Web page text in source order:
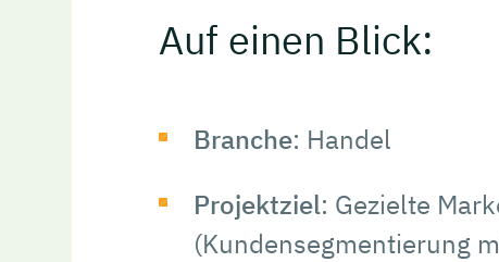
Auf einen Blick:
Branche: Handel
Projektziel: Gezielte
(Kundensegmentierung